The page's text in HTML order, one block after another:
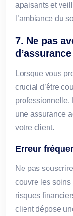
apaisants et
l’ambiance du
7. Ne pas
Lorsque vous
crucial d’être
professionnelle.
une assurance
votre client.
Erreur
Ne pas
couvre les soins
risques
client dépose